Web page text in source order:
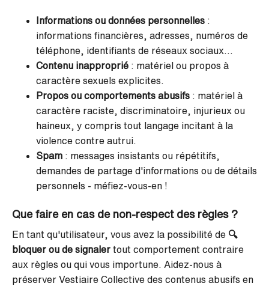
Informations ou données personnelles :
informations financières, adresses, numéros de
téléphone, identifiants de réseaux sociaux...
Contenu inapproprié : matériel ou propos à
caractère sexuels explicites.
Propos ou comportements abusifs : matériel à
caractère raciste, discriminatoire, injurieux ou
haineux, y compris tout langage incitant à la
violence contre autrui.
Spam : messages insistants ou répétitifs,
demandes de partage d'informations ou de détails
personnels - méfiez-vous-en !
Que faire en cas de non-respect des règles ?
En tant qu'utilisateur, vous avez la possibilité de 🔍
bloquer ou de signaler tout comportement contraire
aux règles ou qui vous importune. Aidez-nous à
préserver Vestiaire Collective des contenus abusifs en